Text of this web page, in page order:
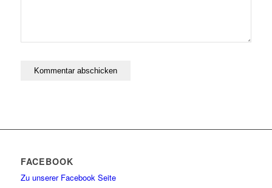
FACEBOOK
Zu unserer Facebook Seite